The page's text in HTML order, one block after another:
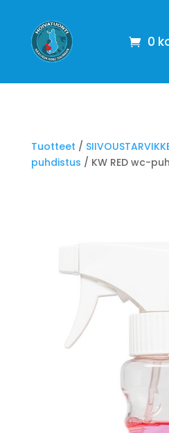
0
Tuotteet /
puhdistus / KW RED wc-